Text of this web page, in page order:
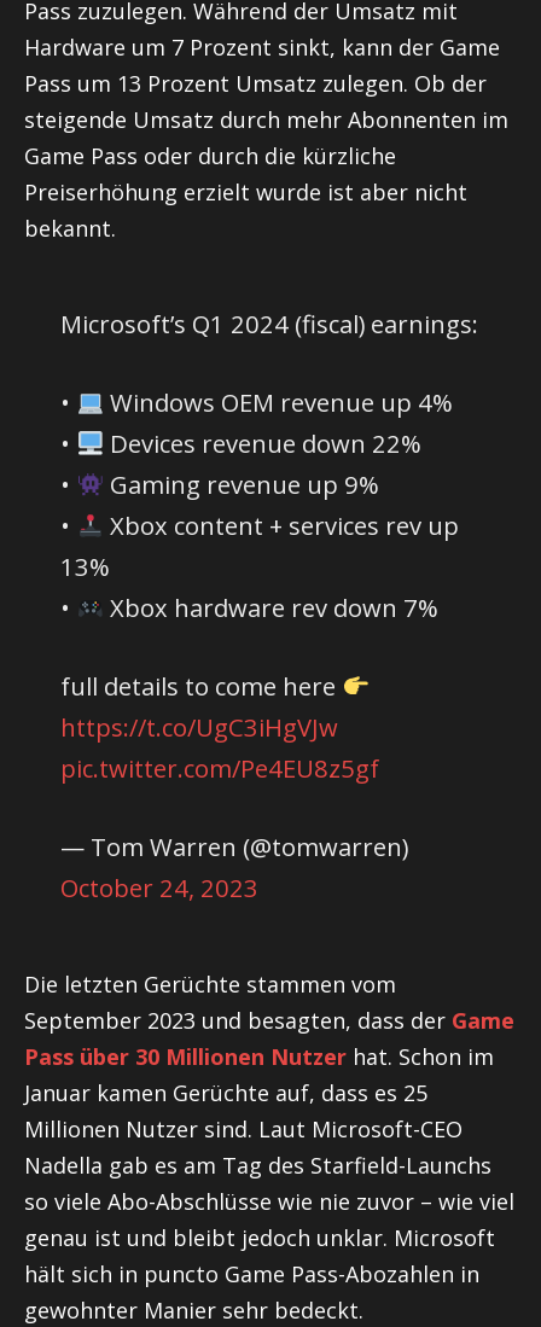
Pass zuzulegen. Während der Umsatz mit
Hardware um 7 Prozent sinkt, kann der Game
Pass um 13 Prozent Umsatz zulegen. Ob der
steigende Umsatz durch mehr Abonnenten im
Game Pass oder durch die kürzliche
Preiserhöhung erzielt wurde ist aber nicht
bekannt.
Microsoft’s Q1 2024 (fiscal) earnings:
•
Windows OEM revenue up 4%
•
Devices revenue down 22%
•
Gaming revenue up 9%
•
Xbox content + services rev up
13%
•
Xbox hardware rev down 7%
full details to come here
https://t.co/UgC3iHgVJw
pic.twitter.com/Pe4EU8z5gf
— Tom Warren (@tomwarren)
October 24, 2023
Die letzten Gerüchte stammen vom
September 2023 und besagten, dass der Game
Pass über 30 Millionen Nutzer hat. Schon im
Januar kamen Gerüchte auf, dass es 25
Millionen Nutzer sind. Laut Microsoft-CEO
Nadella gab es am Tag des Starfield-Launchs
so viele Abo-Abschlüsse wie nie zuvor – wie viel
genau ist und bleibt jedoch unklar. Microsoft
hält sich in puncto Game Pass-Abozahlen in
gewohnter Manier sehr bedeckt.